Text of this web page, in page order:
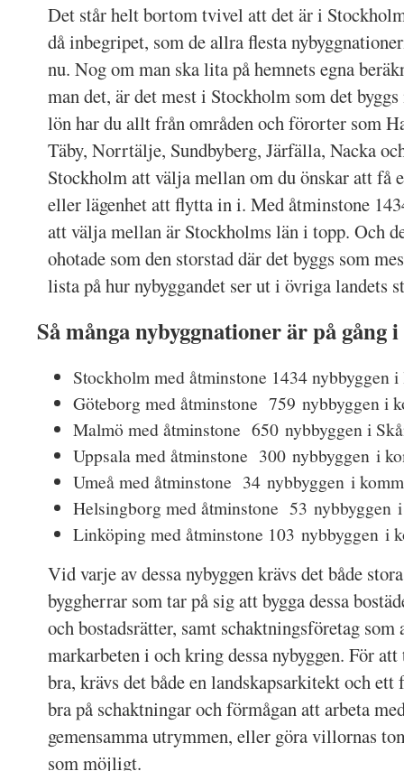
Det står helt bortom tvivel att det är i
då inbegripet, som de allra flesta
nu. Nog om man ska lita på hemnets egna
man det, är det mest i Stockholm som det
lön har du allt från områden och förorter som
Täby, Norrtälje, Sundbyberg, Järfälla, Nacka
Stockholm att välja mellan om du önskar att få
eller lägenhet att flytta in i. Med åtminstone
att välja mellan är Stockholms län i topp. Och
ohotade som den storstad där det byggs som
lista på hur nybyggandet ser ut i övriga landets
Så många nybyggnationer är på gång
Stockholm med åtminstone 1434 nybbyggen i
Göteborg med åtminstone 759 nybbyggen i
Malmö med åtminstone 650 nybbyggen i
Uppsala med åtminstone 300 nybbyggen i
Umeå med åtminstone 34 nybbyggen i
Helsingborg med åtminstone 53 nybbyggen
Linköping med åtminstone 103 nybbyggen i
Vid varje av dessa nybyggen krävs det både
byggherrar som tar på sig att bygga dessa
och bostadsrätter, samt schaktningsföretag som
markarbeten i och kring dessa nybyggen. För
bra, krävs det både en landskapsarkitekt och ett
bra på schaktningar och förmågan att arbeta
gemensamma utrymmen, eller göra villornas
som möjligt.